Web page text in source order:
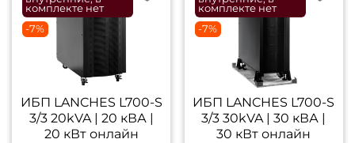
комплекте нет
-7%
ИБП LANCHES L700-S
3/3 20kVA | 20 кВА |
20 кВт онлайн
комплекте нет
-7%
ИБП LANCHES L700-S
3/3 30kVA | 30 кВА |
30 кВт онлайн